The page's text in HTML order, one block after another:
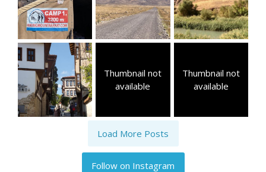
Thumbnail not
available
Thumbnail not
available
Load More Posts
Follow on Instagram